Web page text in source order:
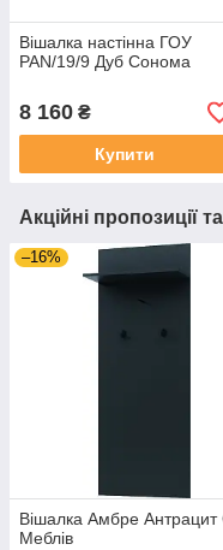
Вішалка настінна ГОУ
PAN/19/9 Дуб Сонома
8 160 ₴
Купити
Акційні пропозиції
–16%
Вішалка Амбре Антрацит
Меблів